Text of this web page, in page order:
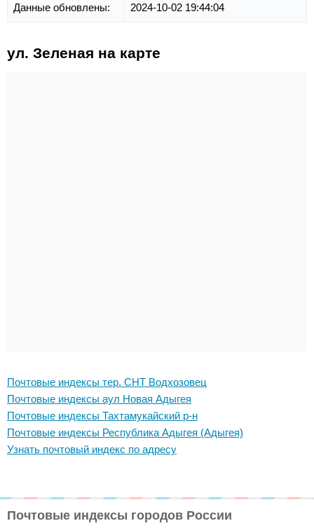
Данные обновлены: 2024-10-02 19:44:04
ул. Зеленая на карте
Почтовые индексы тер. СНТ Водхозовец
Почтовые индексы аул Новая Адыгея
Почтовые индексы Тахтамукайский р-н
Почтовые индексы Республика Адыгея (Адыгея)
Узнать почтовый индекс по адресу
Почтовые индексы городов России